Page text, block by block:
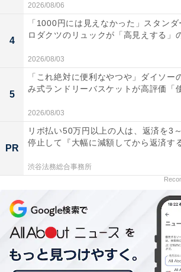
う。どこで購入するかは家族会議の多
代・大分県）」など、からあげブーム
トも見られました。
からあげ専門店を利用する理由1位は
好きだから」（52.4%）、次いで、「
倒」（46.9%）、「自分で作るよりお
（39.0%）が続きました。「おいしい
疲れがたまった土曜日、家事をラクし
（30代・奈良県）」 「女性一人では入
リクエストで買いに行きます（30代・
コメントが上がりました。
＞「からあげ専門店」に関する全ラン
※回答者のコメントは原文ママです
2026/08/06
4
「1000円には見えなかった」スタン
ロダクツのリュックが「高見えする」
2026/08/03
5
「これ絶対に便利なやつや」ダイソー
み式ランドリーバスケットが高評価「
2026/08/03
PR
リボ払い50万円以上の人は、返済を3
停止して『大幅に減額してから返済す
渋谷法務総合事務所